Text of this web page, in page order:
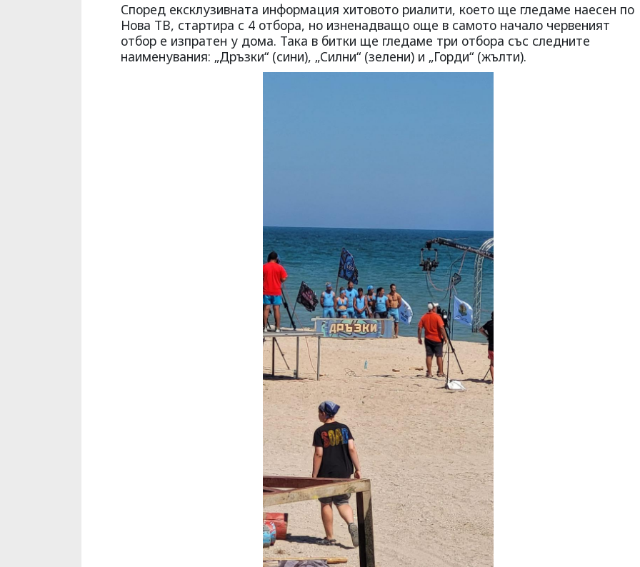
Според ексклузивната информация хитовото риалити, което ще гледаме наесен по
Нова ТВ, стартира с 4 отбора, но изненадващо още в самото начало червеният
отбор е изпратен у дома. Така в битки ще гледаме три отбора със следните
наименувания: „Дръзки“ (сини), „Силни“ (зелени) и „Горди“ (жълти).